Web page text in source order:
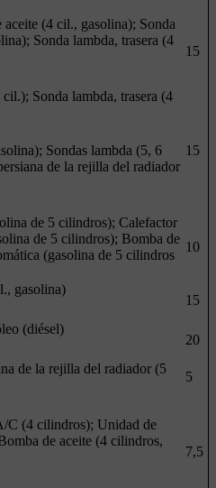
(4 cil., gasolina); Sonda
Sonda lambda, trasera (4
15
Sonda lambda, trasera (4
Sondas lambda (5, 6
de la rejilla del radiador
15
de 5 cilindros); Calefactor
de 5 cilindros); Bomba de
(gasolina de 5 cilindros
10
gasolina)
15
(diésel)
20
de la rejilla del radiador (5
5
C (4 cilindros); Unidad de
de aceite (4 cilindros,
7,5